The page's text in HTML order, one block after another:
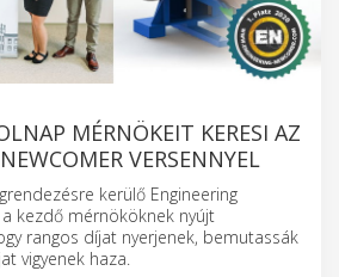
MÉRNÖKEIT KERESI AZ
VERSENNYEL
kerülő Engineering
kezdő mérnököknek nyújt
rangos díjat nyerjenek, bemutassák
vigyenek haza.